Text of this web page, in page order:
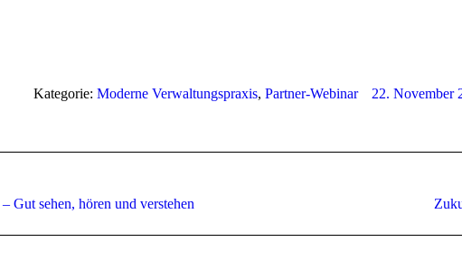
Kategorie: Moderne Verwaltungspraxis, Partner-Webinar 22. November
Gut sehen, hören und verstehen